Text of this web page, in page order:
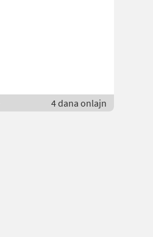
4 dana onlajn